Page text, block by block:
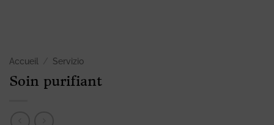
Accueil Servizio
Soin purifiant